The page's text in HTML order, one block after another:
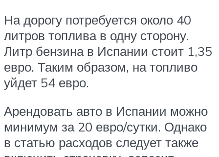
На дорогу потребуется около 40
литров топлива в одну сторону.
Литр бензина в Испании стоит 1,35
евро. Таким образом, на топливо
уйдет 54 евро.
Арендовать авто в Испании можно
минимум за 20 евро/сутки. Однако
в статью расходов следует также